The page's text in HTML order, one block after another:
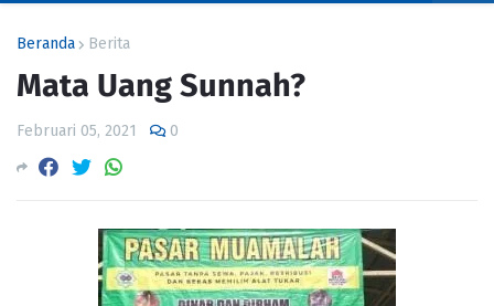
Beranda Berita
Mata Uang Sunnah?
Februari 05, 2021 0